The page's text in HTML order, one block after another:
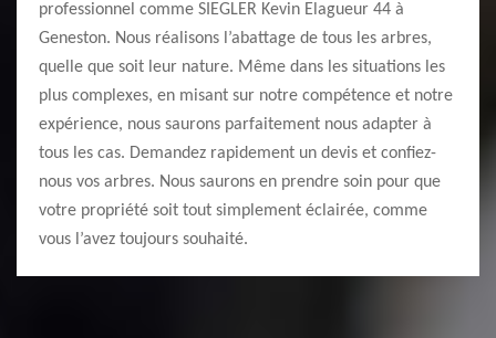
professionnel comme SIEGLER Kevin Elagueur 44 à
Geneston. Nous réalisons l’abattage de tous les arbres,
quelle que soit leur nature. Même dans les situations les
plus complexes, en misant sur notre compétence et notre
expérience, nous saurons parfaitement nous adapter à
tous les cas. Demandez rapidement un devis et confiez-
nous vos arbres. Nous saurons en prendre soin pour que
votre propriété soit tout simplement éclairée, comme
vous l’avez toujours souhaité.